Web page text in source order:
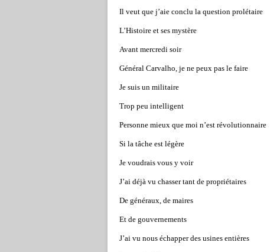
Il veut que j’aie conclu la question prolétaire
L’Histoire et ses mystère
Avant mercredi soir
Général Carvalho, je ne peux pas le faire
Je suis un militaire
Trop peu intelligent
Personne mieux que moi n’est révolutionnaire
Si la tâche est légère
Je voudrais vous y voir
J’ai déjà vu chasser tant de propriétaires
De généraux, de maires
Et de gouvernements
J’ai vu nous échapper des usines entières